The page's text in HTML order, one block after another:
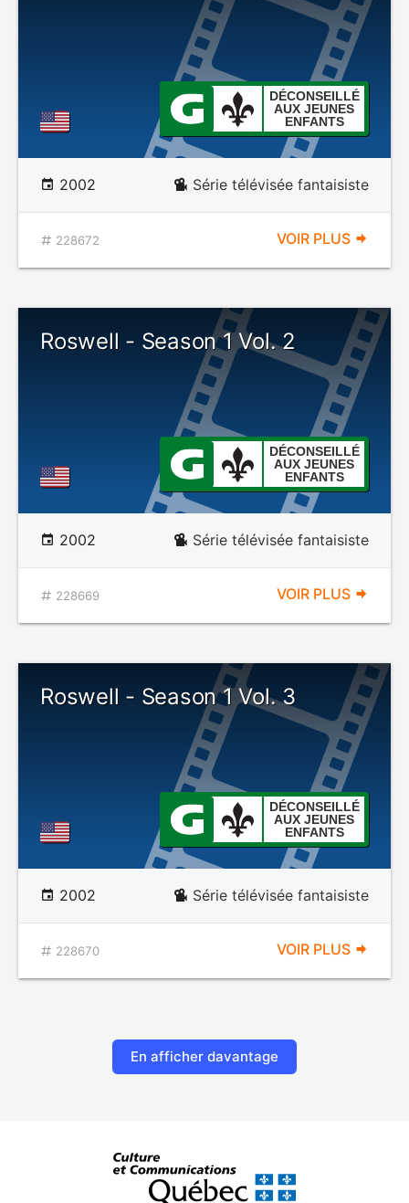
DÉCONSEILLÉ
AUX JEUNES
ENFANTS
2002 Série télévisée fantaisiste
228672 VOIR PLUS
Roswell - Season 1 Vol. 2
DÉCONSEILLÉ
AUX JEUNES
ENFANTS
2002 Série télévisée fantaisiste
228669 VOIR PLUS
Roswell - Season 1 Vol. 3
DÉCONSEILLÉ
AUX JEUNES
ENFANTS
2002 Série télévisée fantaisiste
228670 VOIR PLUS
En afficher davantage